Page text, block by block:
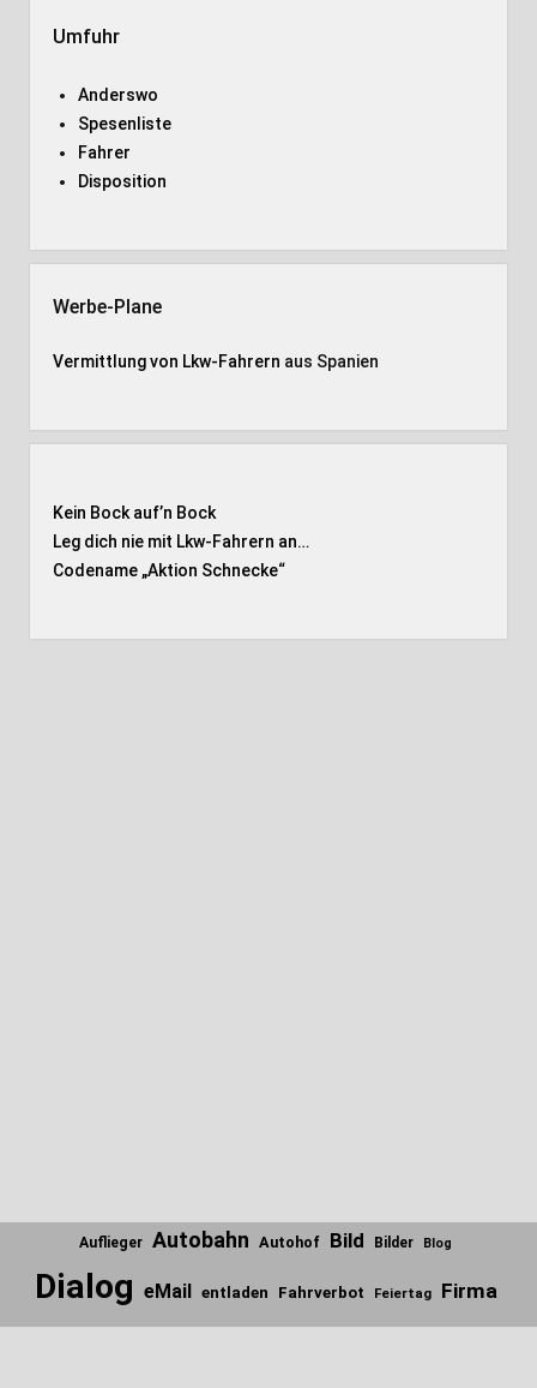
Umfuhr
Anderswo
Spesenliste
Fahrer
Disposition
Werbe-Plane
Vermittlung von Lkw-Fahrern aus Spanien
Kein Bock auf’n Bock
Leg dich nie mit Lkw-Fahrern an…
Codename „Aktion Schnecke“
Auflieger Autobahn Autohof Bild Bilder Blog
Dialog eMail entladen Fahrverbot Feiertag Firma
Internet